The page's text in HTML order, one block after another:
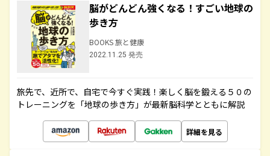
脳がどんどん強くなる！すごい地球の
歩き方
BOOKS 旅と健康
2022.11.25 発売
旅先で、近所で、自宅で今すぐ実践！楽しく脳を鍛える５０の
トレーニングを「地球の歩き方」が最新脳科学とともに解説
詳細を見る